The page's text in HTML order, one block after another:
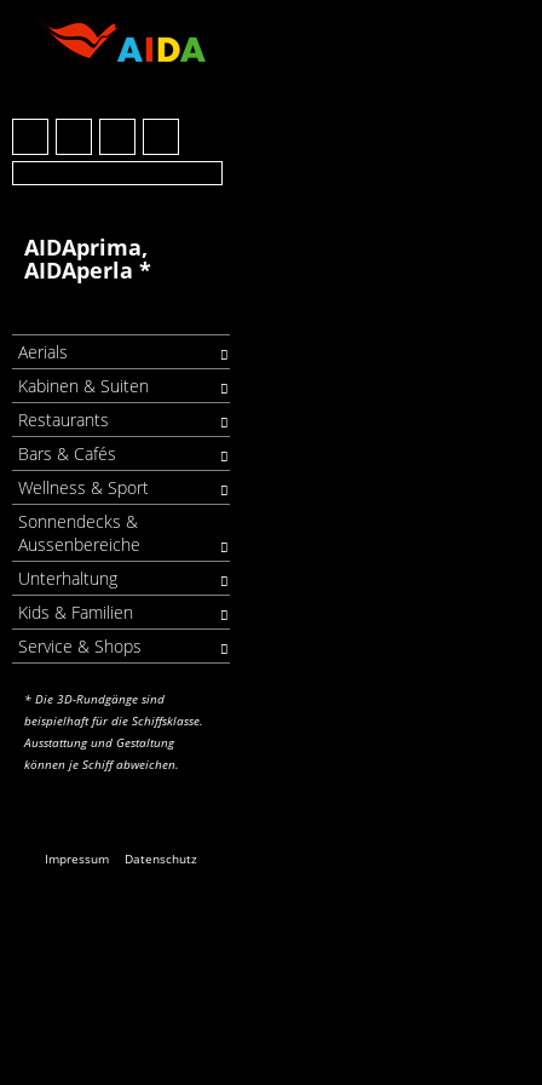
AIDAprima,
AIDAperla *
Aerials
Kabinen & Suiten
Restaurants
Bars & Cafés
Wellness & Sport
Sonnendecks &
Aussenbereiche
Unterhaltung
Kids & Familien
Service & Shops
* Die 3D-Rundgänge sind
beispielhaft für die Schiffsklasse.
Ausstattung und Gestaltung
können je Schiff abweichen.
Impressum Datenschutz